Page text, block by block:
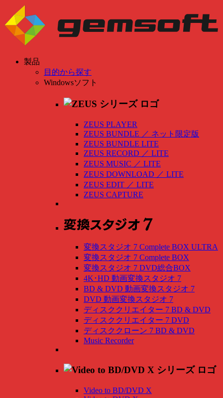
製品
目的から探す
Windowsソフト
ZEUS PLAYER
ZEUS BUNDLE ／ ネット限定版
ZEUS BUNDLE LITE
ZEUS RECORD ／ LITE
ZEUS MUSIC ／ LITE
ZEUS DOWNLOAD ／ LITE
ZEUS EDIT ／ LITE
ZEUS CAPTURE
変換スタジオ 7 Complete BOX ULTRA
変換スタジオ 7 Complete BOX
変換スタジオ 7 DVD総合BOX
4K･HD 動画変換スタジオ 7
BD & DVD 動画変換スタジオ 7
DVD 動画変換スタジオ 7
ディスククリエイター 7 BD & DVD
ディスククリエイター 7 DVD
ディスククローン 7 BD & DVD
Music Recorder
Video to BD/DVD X